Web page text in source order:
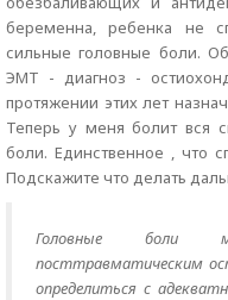
беременна, ребенка не
сильные головные боли.
ЭМТ - диагноз -
протяжении этих лет
Теперь у меня болит вся
боли. Единственное , что
Подскажите что делать
Головные боли
посттравматическим
определиться с